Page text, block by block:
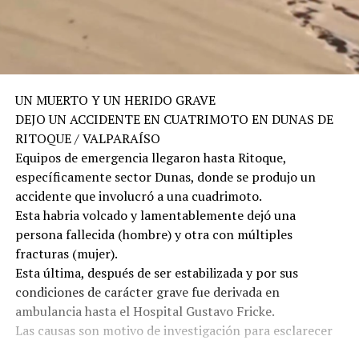
UN MUERTO Y UN HERIDO GRAVE
DEJO UN ACCIDENTE EN CUATRIMOTO EN DUNAS DE
RITOQUE / VALPARAÍSO
Equipos de emergencia llegaron hasta Ritoque,
específicamente sector Dunas, donde se produjo un
accidente que involucró a una cuadrimoto.
Esta habria volcado y lamentablemente dejó una
persona fallecida (hombre) y otra con múltiples
fracturas (mujer).
Esta última, después de ser estabilizada y por sus
condiciones de carácter grave fue derivada en
ambulancia hasta el Hospital Gustavo Fricke.
Las causas son motivo de investigación para esclarecer